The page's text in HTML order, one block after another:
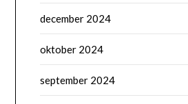
december 2024
oktober 2024
september 2024